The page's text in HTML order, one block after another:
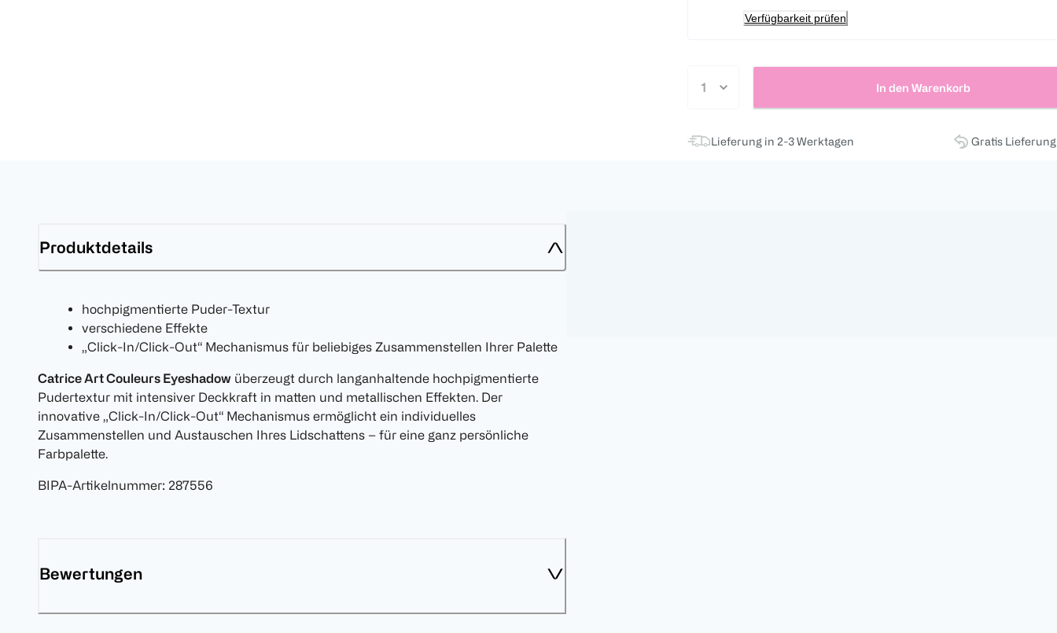
Verfügbarkeit prüfen
In den Warenkorb
Lieferung in 2-3 Werktagen Gratis
Produktdetails
hochpigmentierte Puder-Textur
verschiedene Effekte
„Click-In/Click-Out“ Mechanismus für beliebiges Zusammenstellen Ihrer Palette
Catrice Art Couleurs Eyeshadow überzeugt durch langanhaltende hochpigmentierte
Pudertextur mit intensiver Deckkraft in matten und metallischen Effekten. Der
innovative „Click-In/Click-Out“ Mechanismus ermöglicht ein individuelles
Zusammenstellen und Austauschen Ihres Lidschattens – für eine ganz persönliche
Farbpalette.
BIPA-Artikelnummer: 287556
Bewertungen